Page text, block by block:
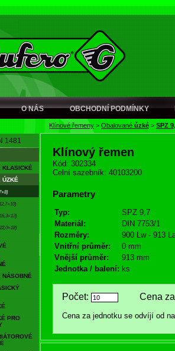
O NÁS OBCHODNÍ PODMÍNKY
Klínové řemeny > Obalované úzké > SPZ
1481
KLASICKÉ
ÚZKÉ
NÁSOBNÉ
PRO
Klínový řemen
Kód: 302334
Celní sazebník: 40103200
Parametry
Typ:
SPZ 9,7
Materiál:
DIN 7753/1
Rozměry:
900 Lw - 913
Vnitřní průměr:
0 mm
Vnější průměr:
913 mm
Jednotka / balení: ks
Počet: Cena za
Cena za jednotku se odvíjí od